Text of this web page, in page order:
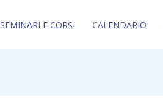
SEMINARI E CORSI CALENDARIO